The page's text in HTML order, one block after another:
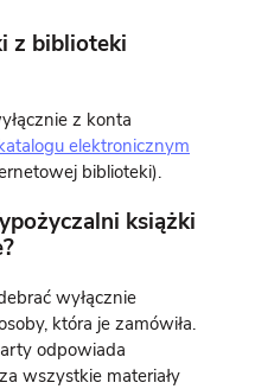
z biblioteki
z konta
elektronicznym
biblioteki).
książki
wyłącznie
która je zamówiła.
odpowiada
wszystkie materiały